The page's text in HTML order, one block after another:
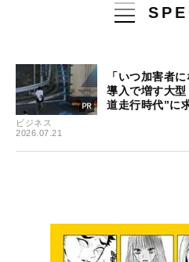
ビジネス
2026.07.21
「いつ加害者
導入で増す大
道走行時代”に